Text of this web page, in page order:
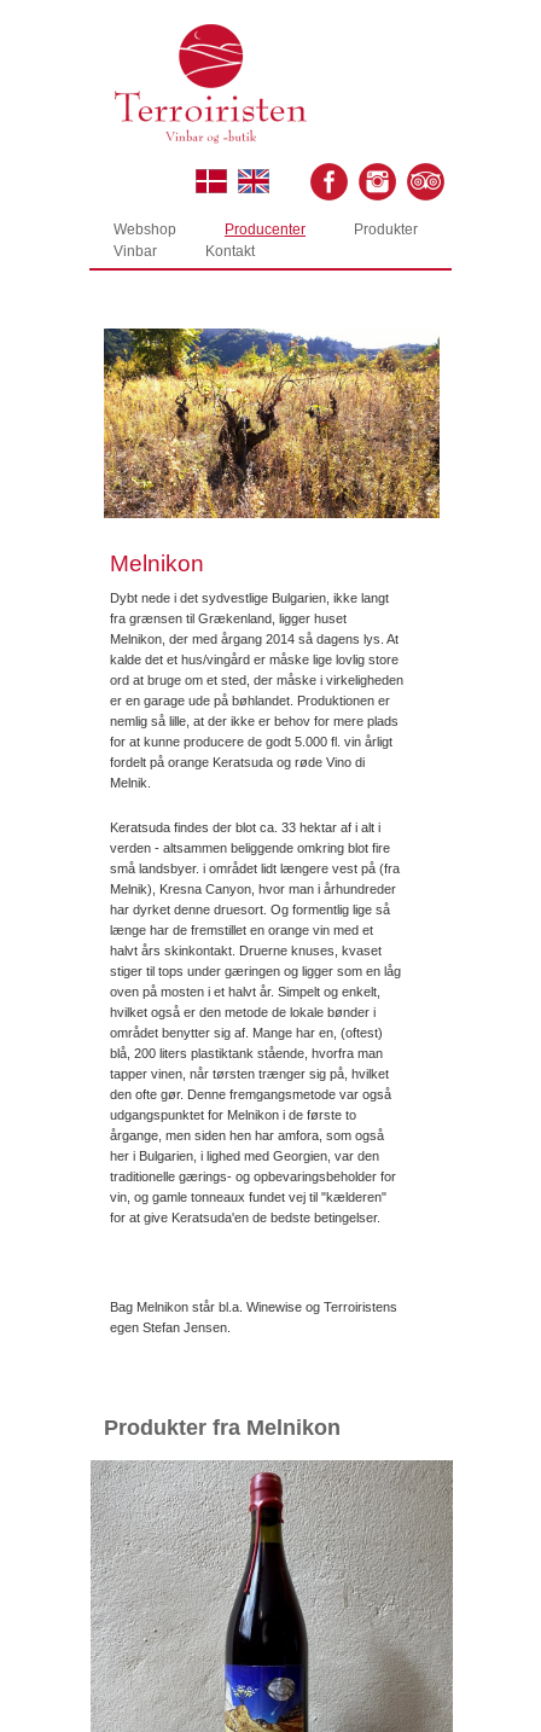
Webshop Producenter
Produkter
Vinbar
Kontakt
Melnikon
Dybt nede i det sydvestlige Bulgarien, ikke langt
fra grænsen til Grækenland, ligger huset
Melnikon, der med årgang 2014 så dagens lys. At
kalde det et hus/vingård er måske lige lovlig store
ord at bruge om et sted, der måske i virkeligheden
er en garage ude på bøhlandet. Produktionen er
nemlig så lille, at der ikke er behov for mere plads
for at kunne producere de godt 5.000 fl. vin årligt
fordelt på orange Keratsuda og røde Vino di
Melnik.
Keratsuda findes der blot ca. 33 hektar af i alt i
verden - altsammen beliggende omkring blot fire
små landsbyer. i området lidt længere vest på (fra
Melnik), Kresna Canyon, hvor man i århundreder
har dyrket denne druesort. Og formentlig lige så
længe har de fremstillet en orange vin med et
halvt års skinkontakt. Druerne knuses, kvaset
stiger til tops under gæringen og ligger som en låg
oven på mosten i et halvt år. Simpelt og enkelt,
hvilket også er den metode de lokale bønder i
området benytter sig af. Mange har en, (oftest)
blå, 200 liters plastiktank stående, hvorfra man
tapper vinen, når tørsten trænger sig på, hvilket
den ofte gør. Denne fremgangsmetode var også
udgangspunktet for Melnikon i de første to
årgange, men siden hen har amfora, som også
her i Bulgarien, i lighed med Georgien, var den
traditionelle gærings- og opbevaringsbeholder for
vin, og gamle tonneaux fundet vej til "kælderen"
for at give Keratsuda'en de bedste betingelser.
Bag Melnikon står bl.a. Winewise og Terroiristens
egen Stefan Jensen.
Produkter fra Melnikon